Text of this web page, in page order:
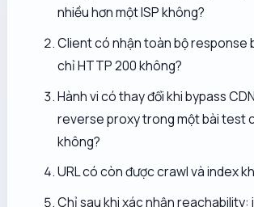
nhiều hơn một ISP không?
Client có nhậntoàn bộ response
chỉ HTTP 200 không?
Hành vi có thay đổi khi bypass
reverse proxy trong một bài test
không?
URL có còn được crawl và index
Chỉ sau khi xác nhận reachability: